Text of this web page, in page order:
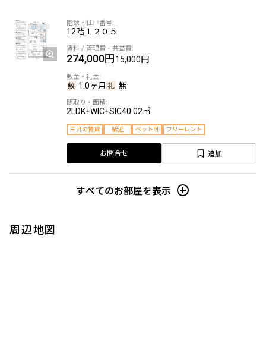
12階 １２０５
274,000円15,000円
1.0ヶ月 無
2LDK+WIC+SIC40.02㎡
三井の賃貸 駅近 ペット可 フリーレント
お問合せ 追加
すべてのお部屋を表示
周辺地図